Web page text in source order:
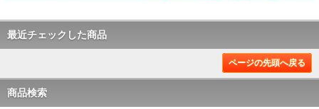
最近チェックした商品
ページの先頭へ戻る
商品検索